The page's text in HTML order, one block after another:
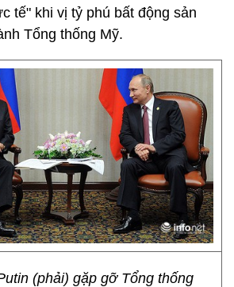
tế" khi vị tỷ phú bất động sản
Tổng thống Mỹ.
(phải) gặp gỡ Tổng thống